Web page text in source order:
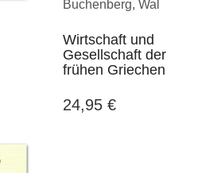
Buchenberg, Wal
Wirtschaft und
Gesellschaft der
frühen Griechen
24,95 €